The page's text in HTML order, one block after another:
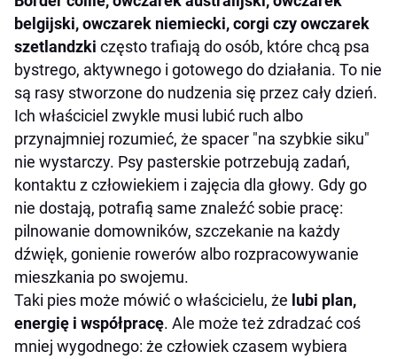
belgijski, owczarek niemiecki, corgi czy owczarek
szetlandzki często trafiają do osób, które chcą psa
bystrego, aktywnego i gotowego do działania. To nie
są rasy stworzone do nudzenia się przez cały dzień.
Ich właściciel zwykle musi lubić ruch albo
przynajmniej rozumieć, że spacer "na szybkie siku"
nie wystarczy. Psy pasterskie potrzebują zadań,
kontaktu z człowiekiem i zajęcia dla głowy. Gdy go
nie dostają, potrafią same znaleźć sobie pracę:
pilnowanie domowników, szczekanie na każdy
dźwięk, gonienie rowerów albo rozpracowywanie
mieszkania po swojemu.
Taki pies może mówić o właścicielu, że lubi plan,
energię i współpracę. Ale może też zdradzać coś
mniej wygodnego: że człowiek czasem wybiera